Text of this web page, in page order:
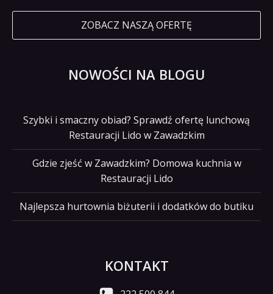
ZOBACZ NASZĄ OFERTĘ
NOWOŚCI NA BLOGU
Szybki i smaczny obiad? Sprawdź ofertę lunchową
Restauracji Lido w Zawadzkim
Gdzie zjeść w Zawadzkim? Domowa kuchnia w
Restauracji Lido
Najlepsza hurtownia biżuterii i dodatków do butiku
KONTAKT